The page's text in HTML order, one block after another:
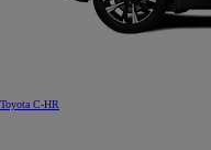
Toyota C-HR